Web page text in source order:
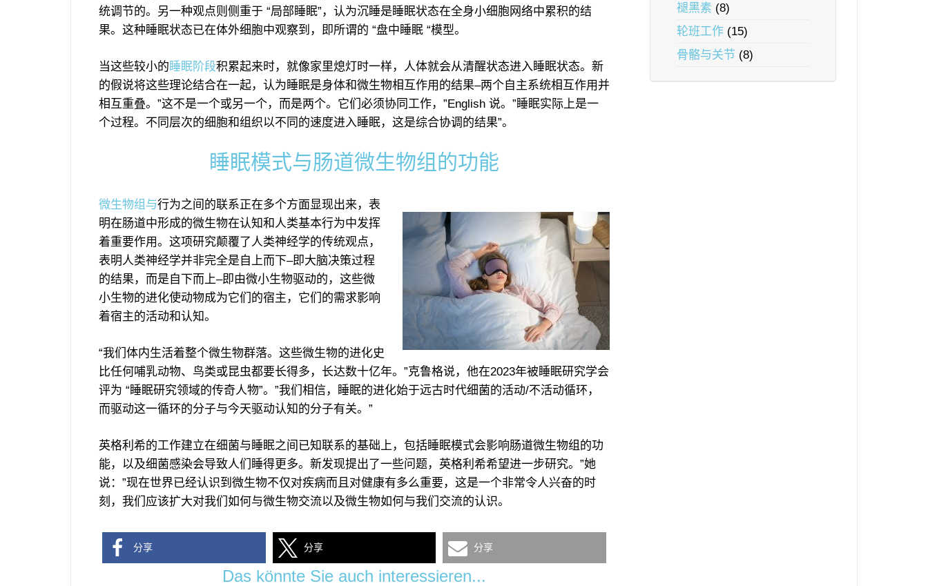
统调节的。另一种观点则侧重于 “局部睡眠”，认为沉睡是睡眠状态在全身小细胞网络中累积的结
果。这种睡眠状态已在体外细胞中观察到，即所谓的 “盘中睡眠 “模型。
当这些较小的睡眠阶段积累起来时，就像家里熄灯时一样，人体就会从清醒状态进入睡眠状态。新
的假说将这些理论结合在一起，认为睡眠是身体和微生物相互作用的结果–两个自主系统相互作用并
相互重叠。”这不是一个或另一个，而是两个。它们必须协同工作，”English 说。”睡眠实际上是一
个过程。不同层次的细胞和组织以不同的速度进入睡眠，这是综合协调的结果”。
睡眠模式与肠道微生物组的功能
微生物组与行为之间的联系正在多个方面显现出来，表
明在肠道中形成的微生物在认知和人类基本行为中发挥
着重要作用。这项研究颠覆了人类神经学的传统观点，
表明人类神经学并非完全是自上而下–即大脑决策过程
的结果，而是自下而上–即由微小生物驱动的，这些微
小生物的进化使动物成为它们的宿主，它们的需求影响
着宿主的活动和认知。
“我们体内生活着整个微生物群落。这些微生物的进化史
比任何哺乳动物、鸟类或昆虫都要长得多，长达数十亿年。”克鲁格说，他在2023年被睡眠研究学会
评为 “睡眠研究领域的传奇人物”。”我们相信，睡眠的进化始于远古时代细菌的活动/不活动循环，
而驱动这一循环的分子与今天驱动认知的分子有关。”
英格利希的工作建立在细菌与睡眠之间已知联系的基础上，包括睡眠模式会影响肠道微生物组的功
能，以及细菌感染会导致人们睡得更多。新发现提出了一些问题，英格利希希望进一步研究。”她
说：”现在世界已经认识到微生物不仅对疾病而且对健康有多么重要，这是一个非常令人兴奋的时
刻，我们应该扩大对我们如何与微生物交流以及微生物如何与我们交流的认识。
分享 分享 分享
Das könnte Sie auch interessieren...
褪黑素 (8)
轮班工作 (15)
骨骼与关节 (8)